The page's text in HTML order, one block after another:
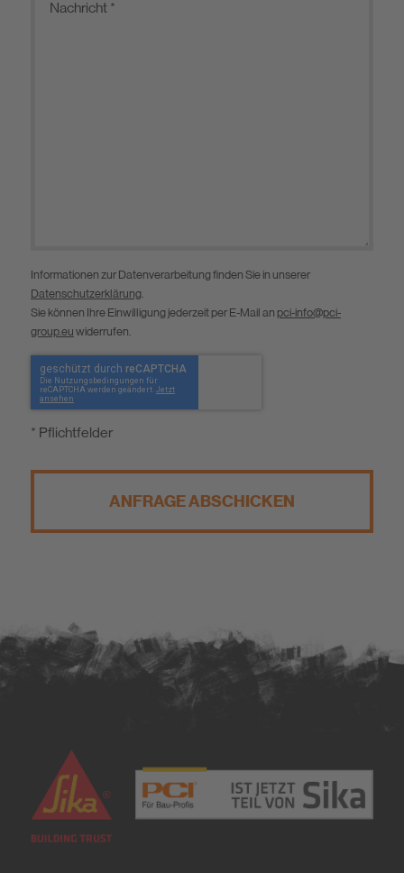
Informationen zur Datenverarbeitung finden Sie in unserer
Datenschutzerklärung.
Sie können Ihre Einwilligung jederzeit per E-Mail an pci-info@pci-
group.eu widerrufen.
* Pflichtfelder
ANFRAGE ABSCHICKEN